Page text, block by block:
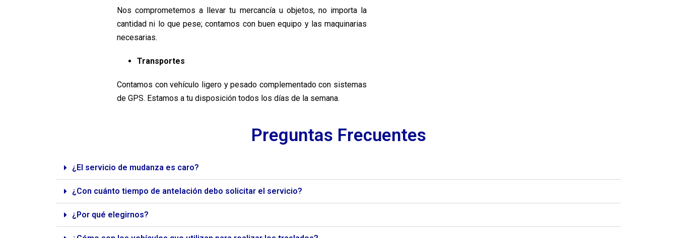
Nos comprometemos a llevar tu mercancía u objetos, no importa la
cantidad ni lo que pese; contamos con buen equipo y las maquinarias
necesarias.
Transportes
Contamos con vehículo ligero y pesado complementado con sistemas
de GPS. Estamos a tu disposición todos los días de la semana.
Preguntas Frecuentes
¿El servicio de mudanza es caro?
¿Con cuánto tiempo de antelación debo solicitar el servicio?
¿Por qué elegirnos?